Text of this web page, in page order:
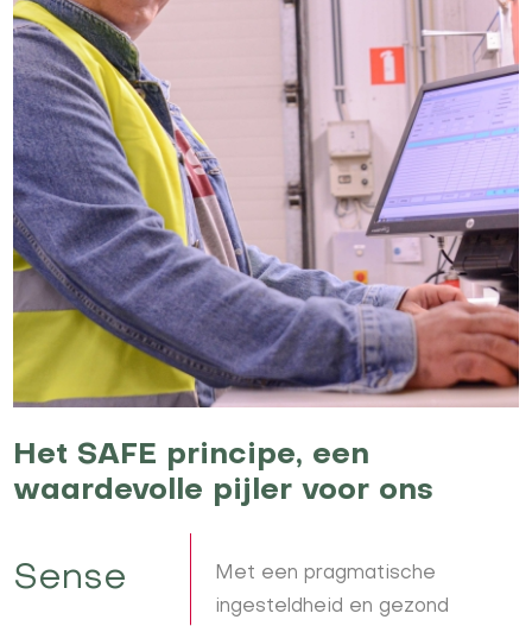
Het SAFE principe, een
waardevolle pijler voor ons
Sense
Met een pragmatische
ingesteldheid en gezond